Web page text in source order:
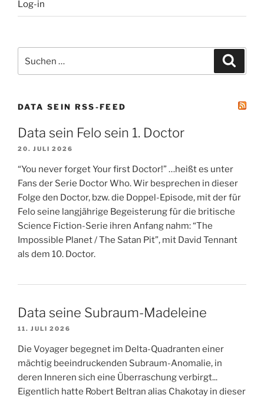
Log-in
nach:
DATA SEIN RSS-FEED
Data sein Felo sein 1. Doctor
20. JULI 2026
“You never forget Your first Doctor!” …heißt es unter
Fans der Serie Doctor Who. Wir besprechen in dieser
Folge den Doctor, bzw. die Doppel-Episode, mit der für
Felo seine langjährige Begeisterung für die britische
Science Fiction-Serie ihren Anfang nahm: “The
Impossible Planet / The Satan Pit”, mit David Tennant
als dem 10. Doctor.
Data seine Subraum-Madeleine
11. JULI 2026
Die Voyager begegnet im Delta-Quadranten einer
mächtig beeindruckenden Subraum-Anomalie, in
deren Inneren sich eine Überraschung verbirgt...
Eigentlich hatte Robert Beltran alias Chakotay in dieser